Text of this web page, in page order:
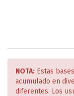
NOTA: Estas
acumulado en
diferentes. Los